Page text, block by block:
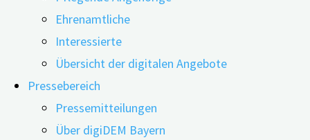
Ehrenamtliche
Interessierte
Übersicht der digitalen Angebote
Pressebereich
Pressemitteilungen
Über digiDEM Bayern
Übersichtsarbeit aus Indien.
Nicht nur die Ernährung und die Zahngesundheit üben
einen zentralen Einfluss auf die kognitiven Funktionen
aus. In der wissenschaftlichen Literatur wurde bereits
nachgewiesen, dass das Kauen eng mit der Aktivität der